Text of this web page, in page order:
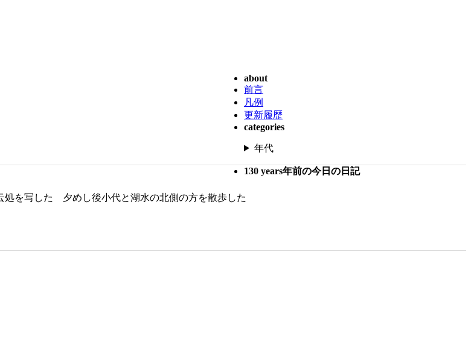
about
前言
凡例
更新履歴
categories
年代
130 years年前の今日の日記
写した 夕めし後小代と湖水の北側の方を散歩した